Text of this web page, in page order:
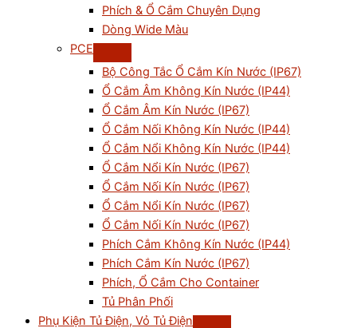
Phích & Ổ Cắm Chuyên Dụng
Dòng Wide Màu
PCE
Bộ Công Tắc Ổ Cắm Kín Nước (IP67)
Ổ Cắm Âm Không Kín Nước (IP44)
Ổ Cắm Âm Kín Nước (IP67)
Ổ Cắm Nối Không Kín Nước (IP44)
Ổ Cắm Nổi Không Kín Nước (IP44)
Ổ Cắm Nổi Kín Nước (IP67)
Ổ Cắm Nối Kín Nước (IP67)
Ổ Cắm Nổi Kín Nước (IP67)
Ổ Cắm Nối Kín Nước (IP67)
Phích Cắm Không Kín Nước (IP44)
Phích Cắm Kín Nước (IP67)
Phích, Ổ Cắm Cho Container
Tủ Phân Phối
Phụ Kiện Tủ Điện, Vỏ Tủ Điện